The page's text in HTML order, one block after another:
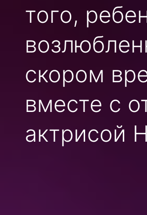
того,
скором
вместе с
актрисой